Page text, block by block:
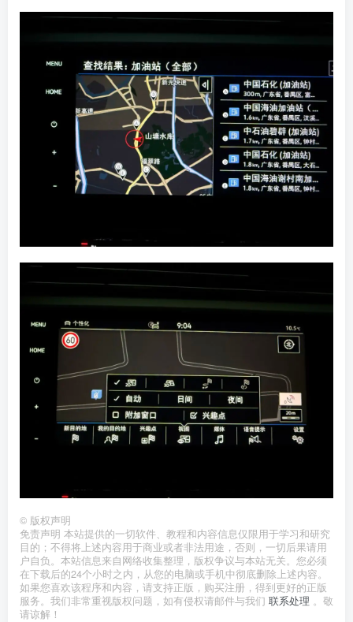
© 版权声明
免责声明 本站提供的一切软件、教程和内容信息仅限用于学习和研究
目的；不得将上述内容用于商业或者非法用途，否则，一切后果请用
户自负。本站信息来自网络收集整理，版权争议与本站无关。您必须
在下载后的24个小时之内，从您的电脑或手机中彻底删除上述内容。
如果您喜欢该程序和内容，请支持正版，购买注册，得到更好的正版
服务。我们非常重视版权问题，如有侵权请邮件与我们 联系处理 。敬
请谅解！